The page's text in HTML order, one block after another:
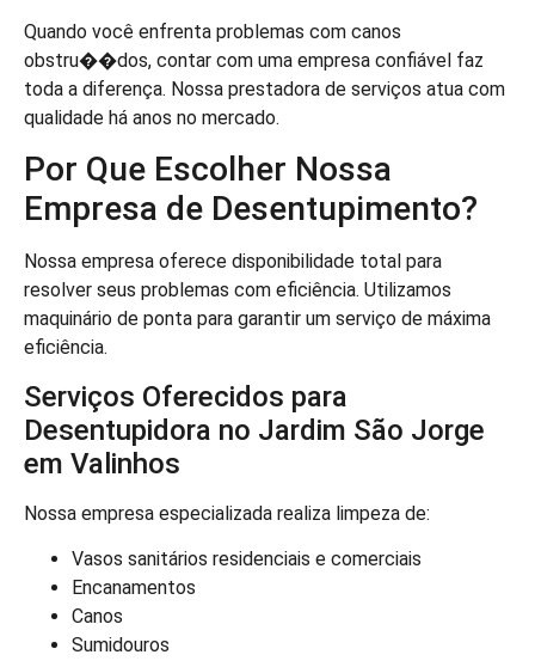
Quando você enfrenta problemas com canos
obstru��dos, contar com uma empresa confiável faz
toda a diferença. Nossa prestadora de serviços atua com
qualidade há anos no mercado.
Por Que Escolher Nossa
Empresa de Desentupimento?
Nossa empresa oferece disponibilidade total para
resolver seus problemas com eficiência. Utilizamos
maquinário de ponta para garantir um serviço de máxima
eficiência.
Serviços Oferecidos para
Desentupidora no Jardim São Jorge
em Valinhos
Nossa empresa especializada realiza limpeza de:
Vasos sanitários residenciais e comerciais
Encanamentos
Canos
Sumidouros